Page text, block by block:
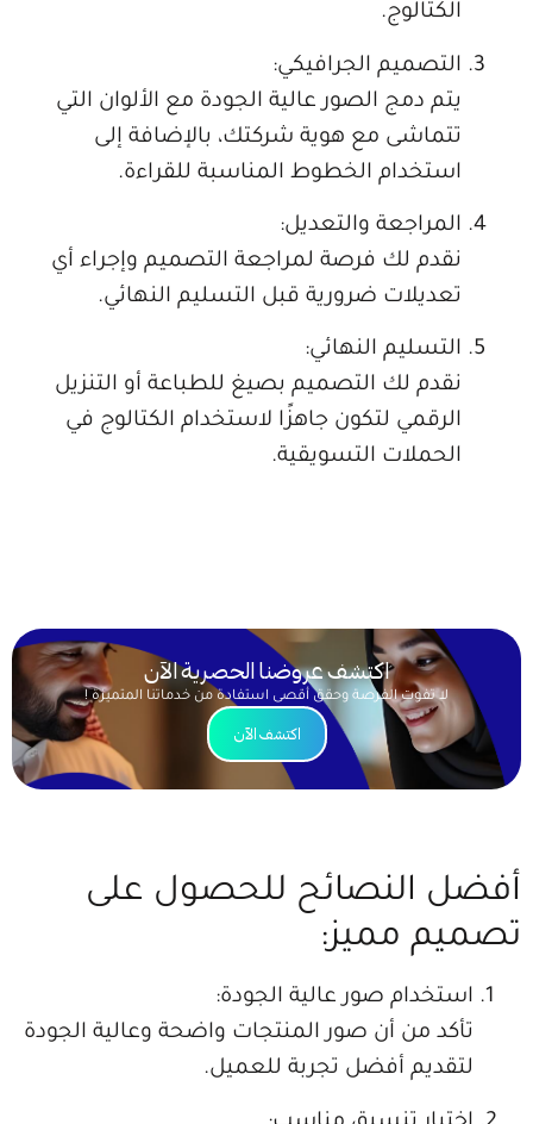
الكتالوج.
التصميم الجرافيكي:
يتم دمج الصور عالية الجودة مع الألوان التي
تتماشى مع هوية شركتك، بالإضافة إلى
استخدام الخطوط المناسبة للقراءة.
المراجعة والتعديل:
نقدم لك فرصة لمراجعة التصميم وإجراء أي
تعديلات ضرورية قبل التسليم النهائي.
التسليم النهائي:
نقدم لك التصميم بصيغ للطباعة أو التنزيل
الرقمي لتكون جاهزًا لاستخدام الكتالوج في
الحملات التسويقية.
اكتشف عروضنا الحصرية الآن
لا تفوت الفرصة وحقق أقصى استفادة من خدماتنا المتميزة !
اكتشف الآن
النصائح للحصول على
مميز:
استخدام صور عالية الجودة:
تأكد من أن صور المنتجات واضحة وعالية الجودة
لتقديم أفضل تجربة للعميل.